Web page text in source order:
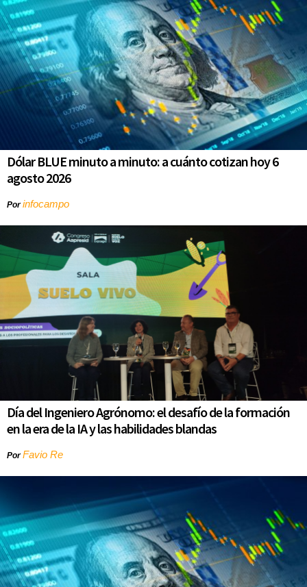
Dólar BLUE minuto a minuto: a cuánto cotizan hoy 6
agosto 2026
Porinfocampo
Día del Ingeniero Agrónomo: el desafío de la formación
en la era de la IA y las habilidades blandas
PorFavio Re